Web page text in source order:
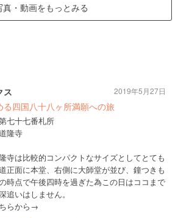
真・動画をもっとみる
ス
四国八十八ヶ所満願への旅
七十七番札所
隆寺
寺は比較的コンパクトなサイズとしてとても
正面に本堂、右側に大師堂が並び、鐘つきも
時点で午後四時を過ぎた為この日はココまで
追いはしません。
らから→
2019年5月27日